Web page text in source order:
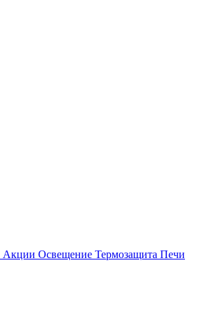
Акции Освещение Термозащита Печи